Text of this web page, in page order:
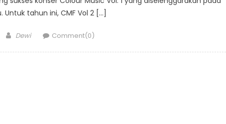
Untuk tahun ini, CMF Vol 2 […]
Author
Dewi Comment(0)